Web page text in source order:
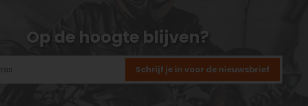
Op de hoogte blijven?
Schrijf je in voor de nieuwsbrief